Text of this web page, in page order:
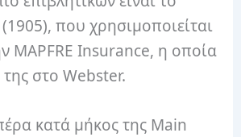
που χρησιμοποιείται
MAPFRE Insurance, η οποία
της στο Webster.
​​κατά μήκος της Main